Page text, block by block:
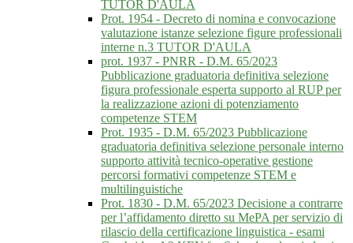
TUTOR D'AULA
Prot. 1954 - Decreto di nomina e convocazione
valutazione istanze selezione figure professionali
interne n.3 TUTOR D'AULA
prot. 1937 - PNRR - D.M. 65/2023
Pubblicazione graduatoria definitiva selezione
figura professionale esperta supporto al RUP per
la realizzazione azioni di potenziamento
competenze STEM
Prot. 1935 - D.M. 65/2023 Pubblicazione
graduatoria definitiva selezione personale interno
supporto attività tecnico-operative gestione
percorsi formativi competenze STEM e
multilinguistiche
Prot. 1830 - D.M. 65/2023 Decisione a contrarre
per l’affidamento diretto su MePA per servizio di
rilascio della certificazione linguistica - esami